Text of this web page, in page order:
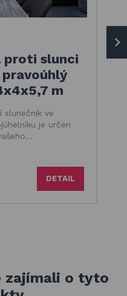
slunci
m
slunečník ve
je určen
DETAIL
zajímali o tyto